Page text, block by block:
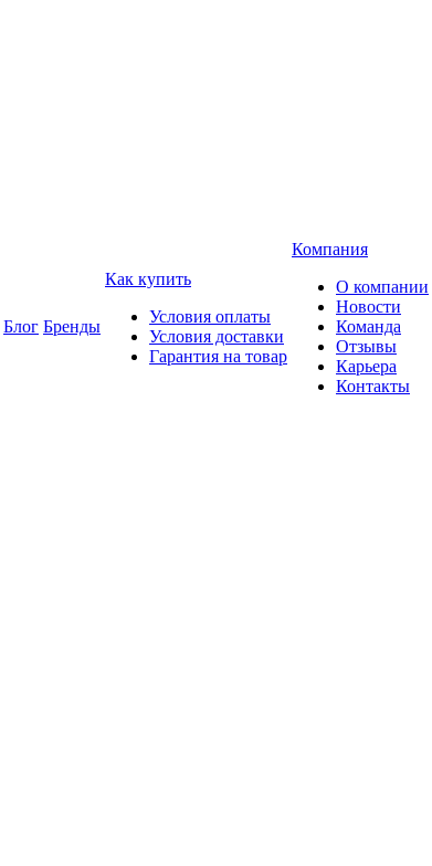
Блог Бренды
Как купить
Условия оплаты
Условия доставки
Гарантия на товар
Компания
О компании
Новости
Команда
Отзывы
Карьера
Контакты